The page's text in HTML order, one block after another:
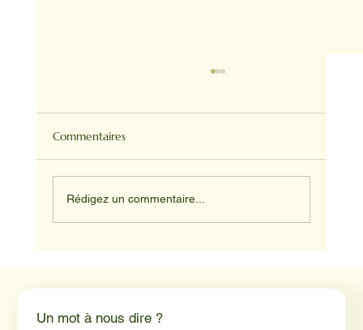
Commentaires
Rédigez un commentaire...
Un mot à nous dire ?